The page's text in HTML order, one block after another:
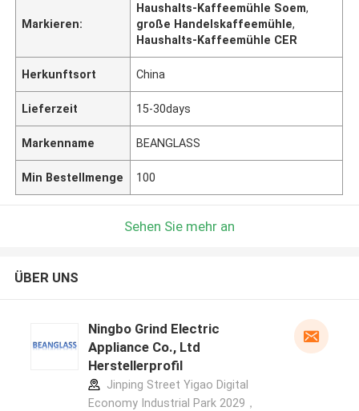
Markieren:
Haushalts-Kaffeemühle Soem,
große Handelskaffeemühle,
Haushalts-Kaffeemühle CER
Herkunftsort China
Lieferzeit 15-30days
Markenname BEANGLASS
Min Bestellmenge 100
Sehen Sie mehr an
ÜBER UNS
Ningbo Grind Electric
Appliance Co., Ltd
Herstellerprofil
Jinping Street Yigao Digital
Economy Industrial Park 2029，